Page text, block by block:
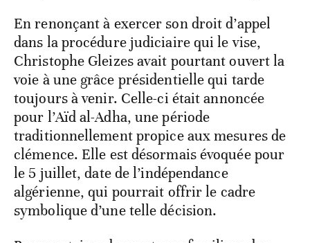
En renonçant à exercer son droit d’appel
dans la procédure judiciaire qui le vise,
Christophe Gleizes avait pourtant ouvert la
voie à une grâce présidentielle qui tarde
toujours à venir. Celle-ci était annoncée
pour l’Aïd al-Adha, une période
traditionnellement propice aux mesures de
clémence. Elle est désormais évoquée pour
le 5 juillet, date de l’indépendance
algérienne, qui pourrait offrir le cadre
symbolique d’une telle décision.